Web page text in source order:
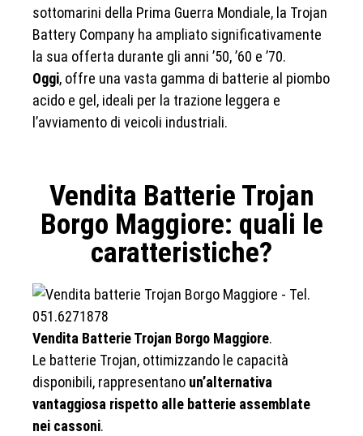
sottomarini della Prima Guerra Mondiale, la Trojan
Battery Company ha ampliato significativamente
la sua offerta durante gli anni ’50, ’60 e ’70.
Oggi, offre una vasta gamma di batterie al piombo
acido e gel, ideali per la trazione leggera e
l’avviamento di veicoli industriali.
Vendita Batterie Trojan
Borgo Maggiore: quali le
caratteristiche?
Vendita Batterie Trojan Borgo Maggiore.
Le batterie Trojan, ottimizzando le capacità
disponibili, rappresentano un’alternativa
vantaggiosa rispetto alle batterie assemblate
nei cassoni.